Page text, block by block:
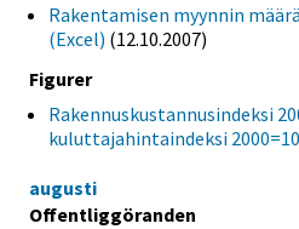
Rakentamisen myynnin
(Excel) (12.10.2007)
Figurer
Rakennuskustannusindeksi
kuluttajahintaindeksi
augusti
Offentliggöranden